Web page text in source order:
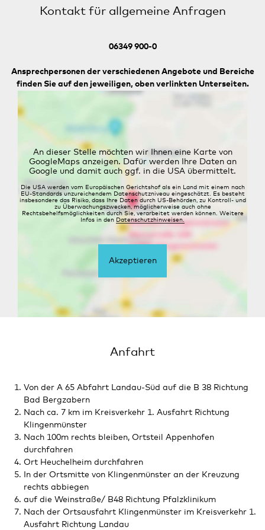
Kontakt für allgemeine Anfragen
06349 900-0
Ansprechpersonen der verschiedenen Angebote und Bereiche
finden Sie auf den jeweiligen, oben verlinkten Unterseiten.
An dieser Stelle möchten wir Ihnen eine Karte von
GoogleMaps anzeigen. Dafür werden Ihre Daten an
Google und damit auch ggf. in die USA übermittelt.
Die USA werden vom Europäischen Gerichtshof als ein Land mit einem nach
EU-Standards unzureichendem Datenschutzniveau eingeschätzt. Es besteht
insbesondere das Risiko, dass Ihre Daten durch US-Behörden, zu Kontroll- und
zu Überwachungszwecken, möglicherweise auch ohne
Rechtsbehelfsmöglichkeiten durch Sie, verarbeitet werden können. Weitere
Infos in den Datenschutzhinweisen.
Akzeptieren
Anfahrt
Von der A 65 Abfahrt Landau-Süd auf die B 38 Richtung
Bad Bergzabern
Nach ca. 7 km im Kreisverkehr 1. Ausfahrt Richtung
Klingenmünster
Nach 100m rechts bleiben, Ortsteil Appenhofen
durchfahren
Ort Heuchelheim durchfahren
In der Ortsmitte von Klingenmünster an der Kreuzung
rechts abbiegen
auf die Weinstraße/ B48 Richtung Pfalzklinikum
Nach der Ortsausfahrt Klingenmünster im Kreisverkehr 1.
Ausfahrt Richtung Landau